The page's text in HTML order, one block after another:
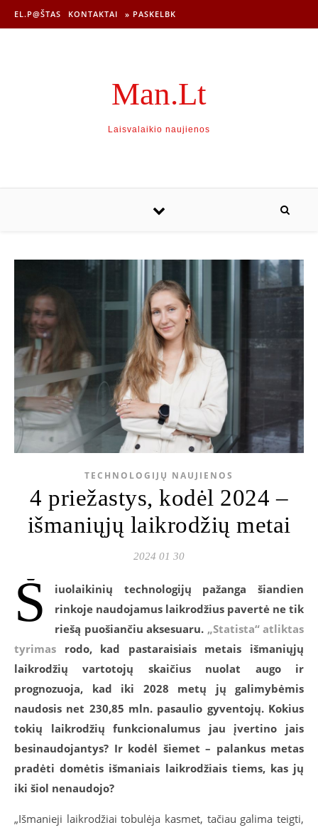
EL.P@ŠTAS KONTAKTAI » PASKELBK
Man.Lt
Laisvalaikio naujienos
TECHNOLOGIJŲ NAUJIENOS
4 priežastys, kodėl 2024 –
išmaniųjų laikrodžių metai
2024 01 30
Š
iuolaikinių technologijų pažanga šiandien
rinkoje naudojamus laikrodžius pavertė ne tik
riešą puošiančiu aksesuaru. „Statista“ atliktas
tyrimas rodo, kad pastaraisiais metais išmaniųjų
laikrodžių vartotojų skaičius nuolat augo ir
prognozuoja, kad iki 2028 metų jų galimybėmis
naudosis net 230,85 mln. pasaulio gyventojų. Kokius
tokių laikrodžių funkcionalumus jau įvertino jais
besinaudojantys? Ir kodėl šiemet – palankus metas
pradėti domėtis išmaniais laikrodžiais tiems, kas jų
iki šiol nenaudojo?
„Išmanieji laikrodžiai tobulėja kasmet, tačiau galima teigti,